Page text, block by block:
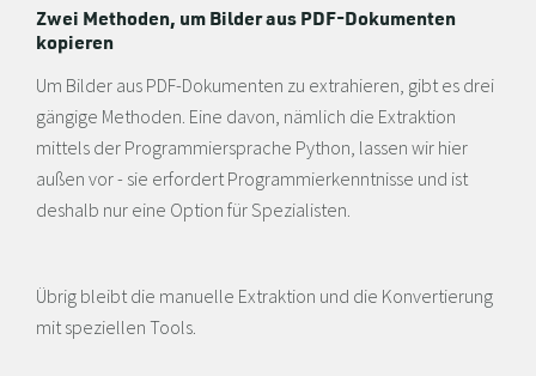
Zwei Methoden, um Bilder aus PDF-Dokumenten
kopieren
Um Bilder aus PDF-Dokumenten zu extrahieren, gibt es drei
gängige Methoden. Eine davon, nämlich die Extraktion
mittels der Programmiersprache Python, lassen wir hier
außen vor - sie erfordert Programmierkenntnisse und ist
deshalb nur eine Option für Spezialisten.
Übrig bleibt die manuelle Extraktion und die Konvertierung
mit speziellen Tools.